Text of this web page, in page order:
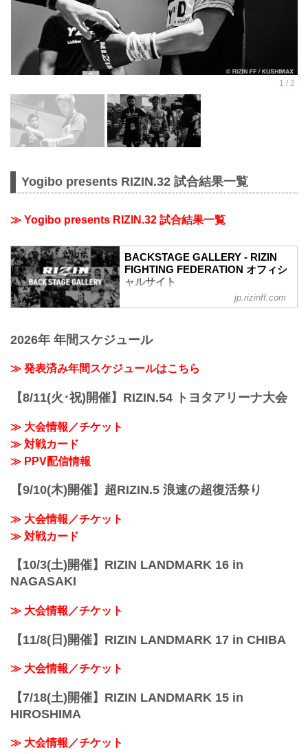
Yogibo presents RIZIN.32 試合結果一覧
≫ Yogibo presents RIZIN.32 試合結果一覧
BACKSTAGE GALLERY - RIZIN
FIGHTING FEDERATION オフィシ
ャルサイト
BACKSTAGE GALLERY の記事一覧 - 格
イジン ファイティング フェデレーショ
いきます。
jp.rizinff.com
2026年 年間スケジュール
≫ 発表済み年間スケジュールはこちら
【8/11(火･祝)開催】RIZIN.54 トヨタアリーナ大会
≫ 大会情報／チケット
≫ 対戦カード
≫ PPV配信情報
【9/10(木)開催】超RIZIN.5 浪速の超復活祭り
≫ 大会情報／チケット
≫ 対戦カード
【10/3(土)開催】RIZIN LANDMARK 16 in
NAGASAKI
≫ 大会情報／チケット
【11/8(日)開催】RIZIN LANDMARK 17 in CHIBA
≫ 大会情報／チケット
【7/18(土)開催】RIZIN LANDMARK 15 in
HIROSHIMA
≫ 大会情報／チケット